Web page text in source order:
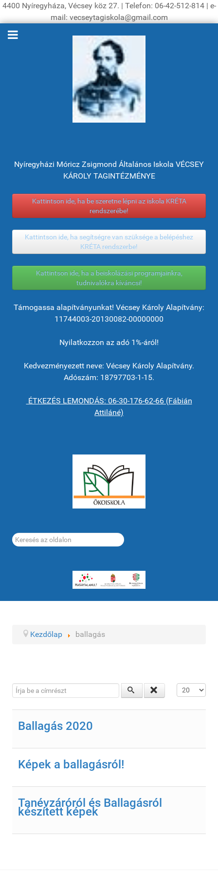
4400 Nyíregyháza, Vécsey köz 27. | Telefon: 06-42-512-814 | e-
mail: vecseytagiskola@gmail.com
Nyíregyházi Móricz Zsigmond Általános Iskola VÉCSEY
KÁROLY TAGINTÉZMÉNYE
Kattintson ide, ha be szeretne lépni az iskola KRÉTA
rendszerébe!
Kattintson ide, ha segítségre van szüksége a belépéshez
KRÉTA rendszerbe!
Kattintson ide, ha a beiskolázási programjainkra,
tudnivalókra kíváncsi!
Támogassa alapítványunkat! Vécsey Károly Alapítvány:
11744003-20130082-00000000
Nyilatkozzon az adó 1%-áról!
Kedvezményezett neve: Vécsey Károly Alapítvány.
Adószám: 18797703-1-15.
ÉTKEZÉS LEMONDÁS: 06-30-176-62-66 (Fábián
Attiláné)
Keresés...
Kezdőlap ballagás
Írja be a címrészt Tételek #
Ballagás 2020
Képek a ballagásról!
Tanévzáróról és Ballagásról
készített képek